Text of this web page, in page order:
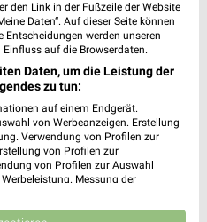
Junges Wohnen
den Link in der Fußzeile der Website
Daten“. Auf dieser Seite können
Entscheidungen werden unseren
auf die Browserdaten.
Daten, um die Leistung der
zu tun:
auf einem Endgerät.
von Werbeanzeigen. Erstellung
Verwendung von Profilen zur
von Profilen zur
von Profilen zur Auswahl
Messung der
Quellen. Entwicklung und